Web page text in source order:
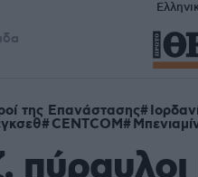
της Επανάστασης
CENTCOM